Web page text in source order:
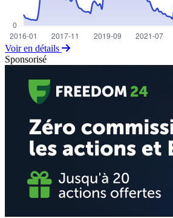
Voir en détails
Sponsorisé